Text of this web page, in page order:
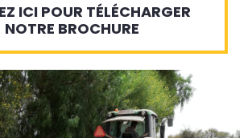
ICI POUR TÉLÉCHARGER
NOTRE BROCHURE